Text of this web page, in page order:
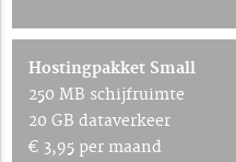
Hostingpakket Small
250 MB schijfruimte
20 GB dataverkeer
€ 3,95 per maand